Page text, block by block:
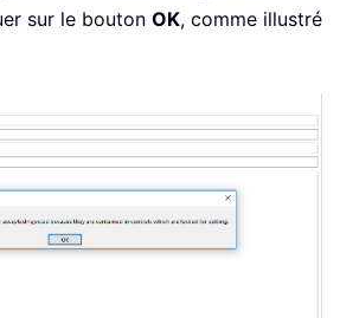
sur le bouton OK, comme illustré